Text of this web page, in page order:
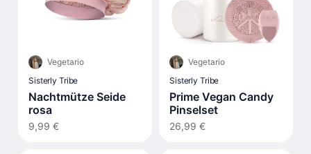
Vegetario
Sisterly Tribe
Nachtmütze Seide
rosa
9,99 €
Vegetario
Sisterly Tribe
Prime Vegan Candy
Pinselset
26,99 €